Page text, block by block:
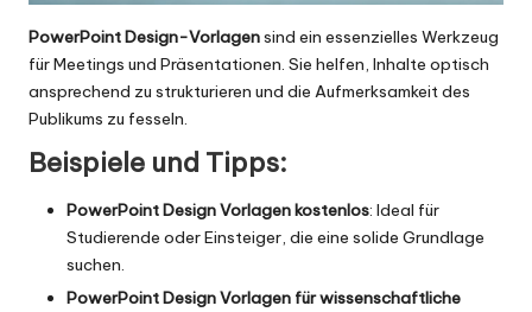
PowerPoint Design-Vorlagensind ein essenzielles Werkzeug
für Meetings und Präsentationen. Sie helfen, Inhalte optisch
ansprechend zu strukturieren und die Aufmerksamkeit des
Publikums zu fesseln.
Beispiele und Tipps:
PowerPoint Design Vorlagen kostenlos: Ideal für
Studierende oder Einsteiger, die eine solide Grundlage
suchen.
PowerPoint Design Vorlagen für wissenschaftliche